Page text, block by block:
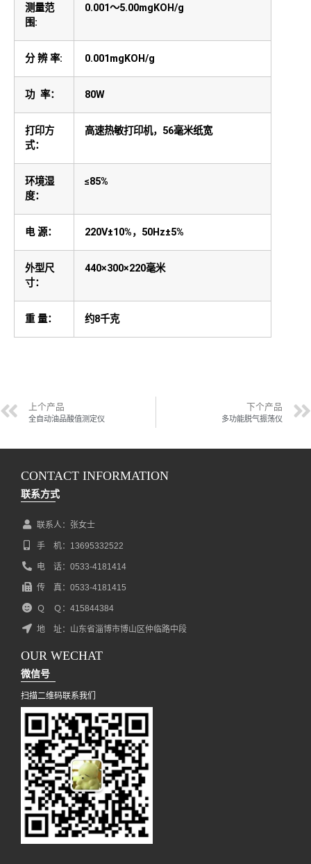
测量范
围:
0.001～5.00mgKOH/g
分 辨 率: 0.001mgKOH/g
功 率： 80W
打印方
式：
高速热敏打印机，56毫米纸宽
环境湿
度：
≤85%
电 源： 220V±10%，50Hz±5%
外型尺
寸：
440×300×220毫米
重 量： 约8千克
上个产品
全自动油品酸值测定仪
下个产品
多功能脱气振荡仪
CONTACT INFORMATION
联系方式
联系人：张女士
手 机：13695332522
电 话：0533-4181414
传 真：0533-4181415
Ｑ Ｑ：415844384
地 址：山东省淄博市博山区仲临路中段
OUR WECHAT
微信号
扫描二维码联系我们